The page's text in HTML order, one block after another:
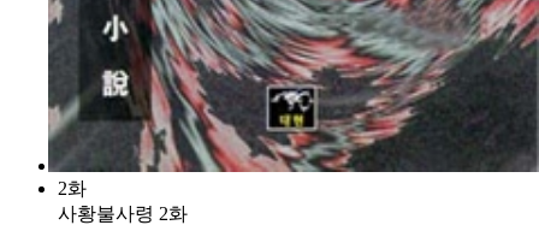
2화
사황불사령 2화